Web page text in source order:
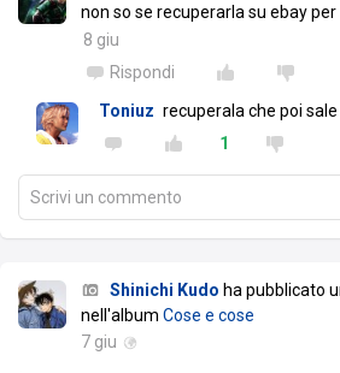
non so se recuperarla su ebay
8 giu
Rispondi
Toniuz recuperala che poi sale
1
Scrivi un commento
Shinichi Kudo ha pubblicato
nell'album Cose e cose
7 giu